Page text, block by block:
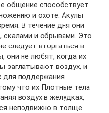
общение способствует
и охоте. Акулы
В течение дня они
и обрывами. Это
следует вторгаться в
они не любят, когда их
заглатывают воздух, и
для поддержания
что их Плотные тела
воздух в желудках,
неподвижно в толще